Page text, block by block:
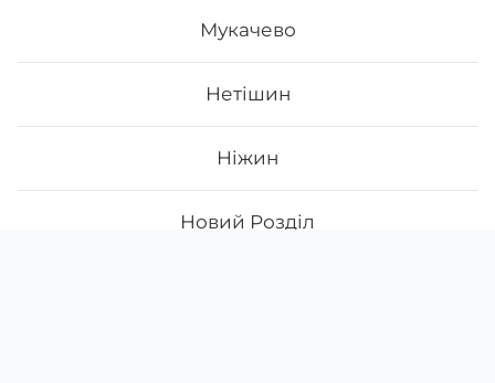
Мукачево
Нетішин
Ніжин
Новий Розділ